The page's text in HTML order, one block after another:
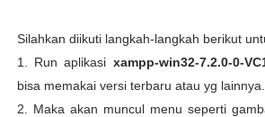
Silahkan diikuti langkah-langkah berikut
1. Run aplikasi xampp-win32-7.2.0-0-
bisa memakai versi terbaru atau yg lainnya.
2. Maka akan muncul menu seperti